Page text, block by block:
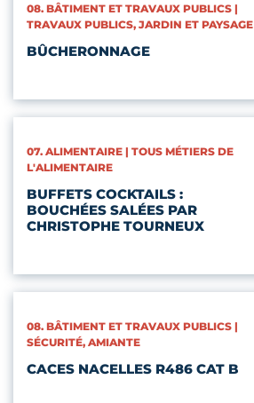
CATÉGORIES :
08. BÂTIMENT ET TRAVAUX PUBLICS |
TRAVAUX PUBLICS, JARDIN ET PAYSAGE
BÛCHERONNAGE
CATÉGORIES :
07. ALIMENTAIRE | TOUS MÉTIERS DE
L'ALIMENTAIRE
BUFFETS COCKTAILS :
BOUCHÉES SALÉES PAR
CHRISTOPHE TOURNEUX
CATÉGORIES :
08. BÂTIMENT ET TRAVAUX PUBLICS |
SÉCURITÉ, AMIANTE
CACES NACELLES R486 CAT B